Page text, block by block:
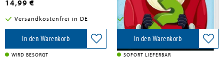
14,99 €
Versandkostenfrei in DE
In den Warenkorb
WIRD BESORGT
6,95 €
Versandkostenfrei in DE
In den Warenkorb
SOFORT LIEFERBAR